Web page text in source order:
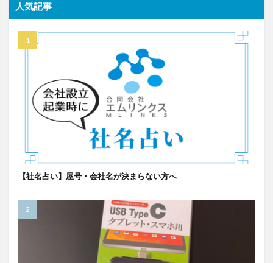
人気記事
【社名占い】屋号・会社名が決まらない方へ